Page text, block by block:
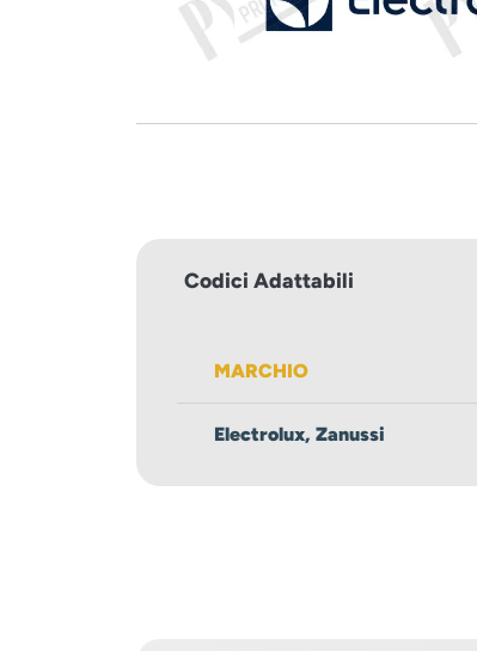
Codici Adattabili
MARCHIO
Electrolux, Zanussi